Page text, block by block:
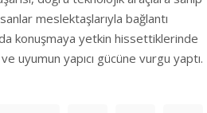
meslektaşlarıyla bağlantı
konuşmaya yetkin hissettiklerinde
uyumun yapıcı gücüne vurgu yaptı.